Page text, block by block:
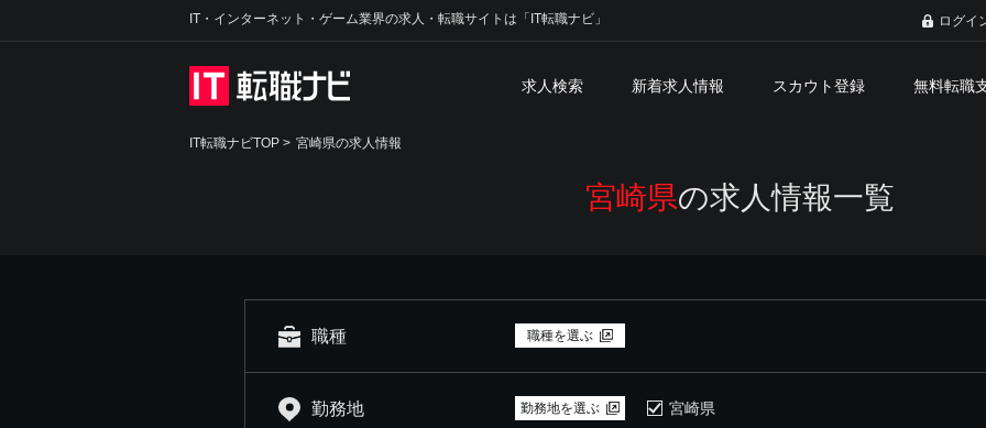
IT・インターネット・ゲーム業界の求人・転職サイトは「IT転職ナビ」 ログイ
求人検索 新着求人情報 スカウト登録 無料転職
IT転職ナビTOP > 宮崎県の求人情報
宮崎県の求人情報一覧
職種 職種を選ぶ
勤務地 勤務地を選ぶ 宮崎県